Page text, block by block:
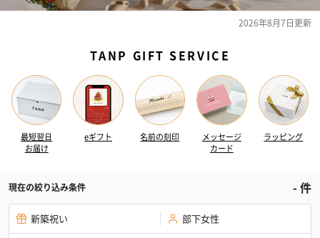
2026年8月7日更新
TANP GIFT SERVICE
最短翌日
お届け
eギフト 名前の刻印
メッセージ
カード
ラッピング
現在の絞り込み条件 -件
新築祝い 部下女性